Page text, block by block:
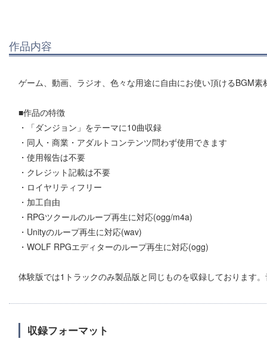
作品内容
ゲーム、動画、ラジオ、色々な用途に自由にお使い頂けるBGM素
■作品の特徴
・「ダンジョン」をテーマに10曲収録
・同人・商業・アダルトコンテンツ問わず使用できます
・使用報告は不要
・クレジット記載は不要
・ロイヤリティフリー
・加工自由
・RPGツクールのループ再生に対応(ogg/m4a)
・Unityのループ再生に対応(wav)
・WOLF RPGエディターのループ再生に対応(ogg)
体験版では1トラックのみ製品版と同じものを収録しております
収録フォーマット